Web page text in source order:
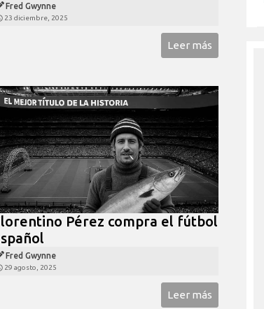
Fred Gwynne
23 diciembre, 2025
Leer más
Pérez compra el fútbol
Fred Gwynne
29 agosto, 2025
Leer más